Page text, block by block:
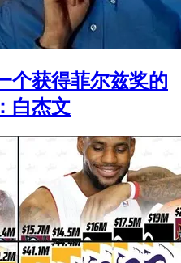
个获得菲尔兹奖的
白杰文